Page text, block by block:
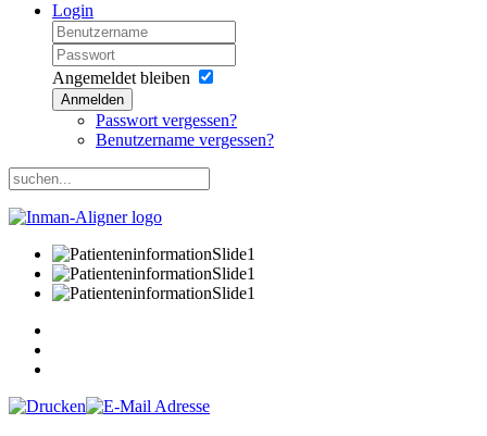
Login
Angemeldet bleiben
Anmelden
Passwort vergessen?
Benutzername vergessen?